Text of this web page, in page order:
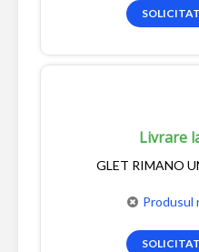
Livrare
GLET RIMANO
Produsul